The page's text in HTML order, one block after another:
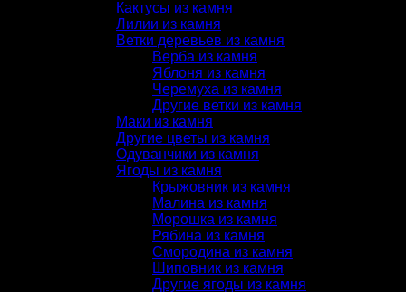
Кактусы из камня
Лилии из камня
Ветки деревьев из камня
Верба из камня
Яблоня из камня
Черемуха из камня
Другие ветки из камня
Маки из камня
Другие цветы из камня
Одуванчики из камня
Ягоды из камня
Крыжовник из камня
Малина из камня
Морошка из камня
Рябина из камня
Смородина из камня
Шиповник из камня
Другие ягоды из камня